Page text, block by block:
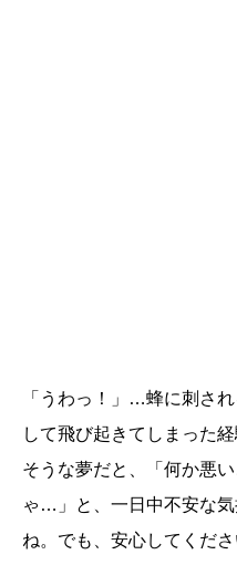
「うわっ！」…蜂に刺さ
して飛び起きてしまった
そうな夢だと、「何か悪
ゃ…」と、一日中不安な
ね。でも、安心してくだ